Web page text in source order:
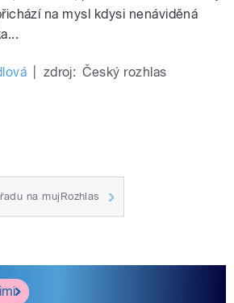
na mysl kdysi nenáviděná
zdroj: Český rozhlas
na mujRozhlas